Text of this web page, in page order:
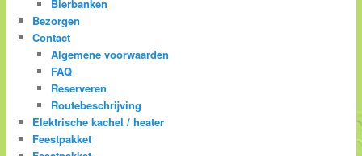
Bierbanken
Bezorgen
Contact
Algemene voorwaarden
FAQ
Reserveren
Routebeschrijving
Elektrische kachel / heater
Feestpakket